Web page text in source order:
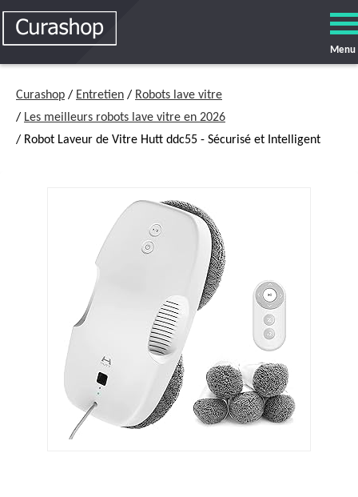
Menu
Curashop / Entretien / Robots lave vitre
/ Les meilleurs robots lave vitre en 2026
/ Robot Laveur de Vitre Hutt ddc55 - Sécurisé et Intelligent